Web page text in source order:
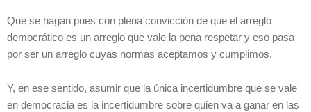
Que se hagan pues con plena convicción de que el arreglo
democrático es un arreglo que vale la pena respetar y eso pasa
por ser un arreglo cuyas normas aceptamos y cumplimos.
Y, en ese sentido, asumir que la única incertidumbre que se vale
en democracia es la incertidumbre sobre quien va a ganar en las